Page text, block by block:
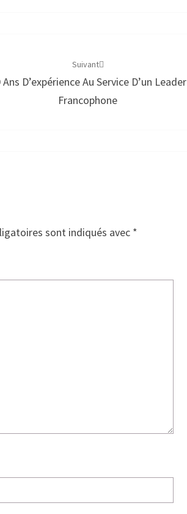
Suivant
Ans D’expérience Au Service D’un Leader
Francophone
sont indiqués avec *